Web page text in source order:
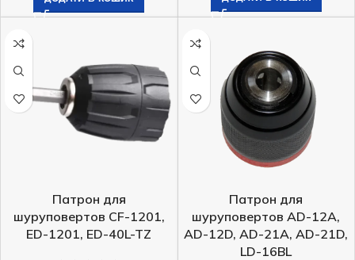
Патрон для
шуруповертов CF-1201,
ED-1201, ED-40L-TZ
Патрон для
шуруповертов AD-12A,
AD-12D, AD-21A, AD-21D,
LD-16BL